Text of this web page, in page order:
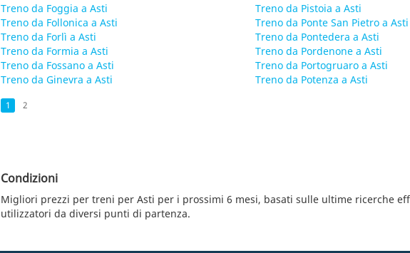
Treno da Foggia a Asti
Treno da Follonica a Asti
Treno da Forlì a Asti
Treno da Formia a Asti
Treno da Fossano a Asti
Treno da Ginevra a Asti
Treno da Pistoia a Asti
Treno da Ponte San Pietro a Asti
Treno da Pontedera a Asti
Treno da Pordenone a Asti
Treno da Portogruaro a Asti
Treno da Potenza a Asti
1 2
Condizioni
Migliori prezzi per treni per Asti per i prossimi 6 mesi, basati sulle ultime ricerche
utilizzatori da diversi punti di partenza.